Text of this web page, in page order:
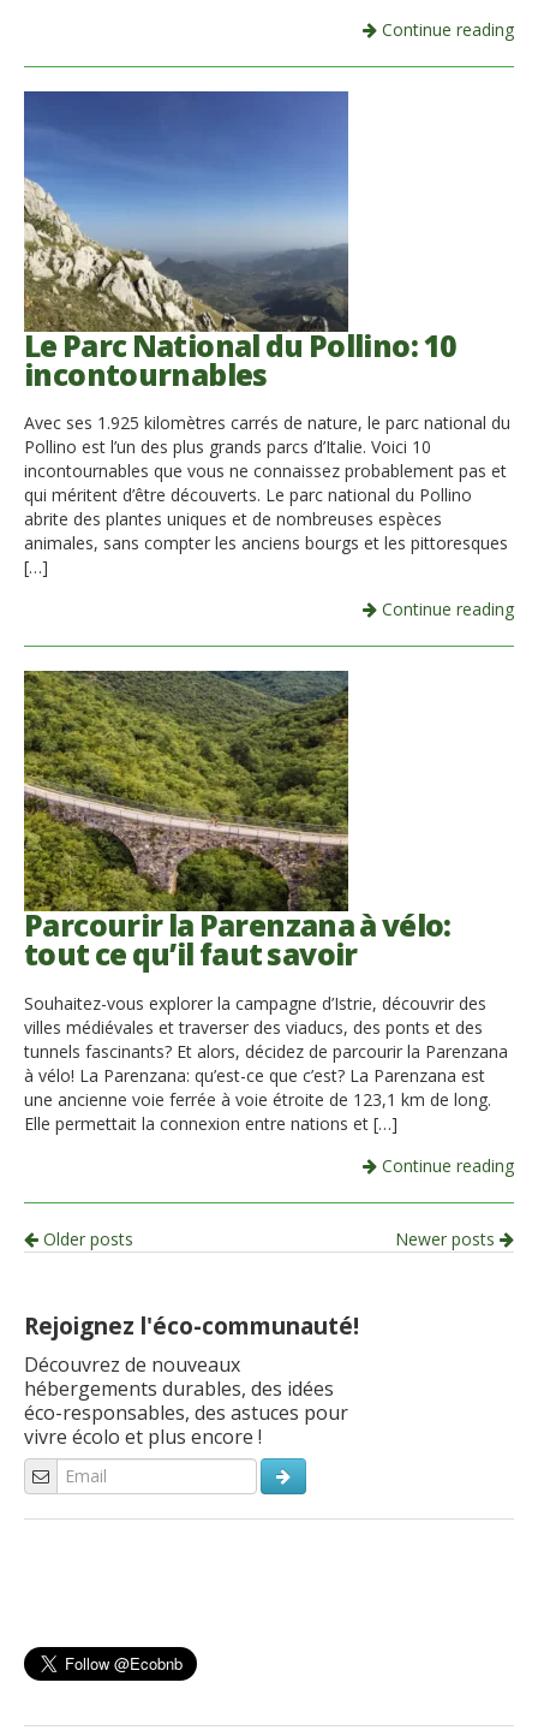
Continue reading
Le Parc National du Pollino: 10
incontournables
Avec ses 1.925 kilomètres carrés de nature, le parc national du
Pollino est l’un des plus grands parcs d’Italie. Voici 10
incontournables que vous ne connaissez probablement pas et
qui méritent d’être découverts. Le parc national du Pollino
abrite des plantes uniques et de nombreuses espèces
animales, sans compter les anciens bourgs et les pittoresques
[…]
Continue reading
Parcourir la Parenzana à vélo:
tout ce qu’il faut savoir
Souhaitez-vous explorer la campagne d’Istrie, découvrir des
villes médiévales et traverser des viaducs, des ponts et des
tunnels fascinants? Et alors, décidez de parcourir la Parenzana
à vélo! La Parenzana: qu’est-ce que c’est? La Parenzana est
une ancienne voie ferrée à voie étroite de 123,1 km de long.
Elle permettait la connexion entre nations et […]
Continue reading
Post
Older posts Newer posts
Rejoignez l'éco-communauté!
Découvrez de nouveaux
hébergements durables, des idées
éco-responsables, des astuces pour
vivre écolo et plus encore !